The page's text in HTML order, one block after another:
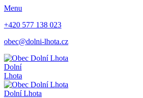
Menu
+420 577 138 023
obec@dolni-lhota.cz
Dolní
Lhota
Dolní Lhota